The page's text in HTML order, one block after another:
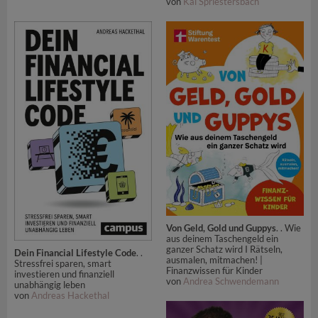
Dein Financial Lifestyle Code. .
Stressfrei sparen, smart
investieren und finanziell
unabhängig leben
von Andreas Hackethal
Von Geld, Gold und Guppys. . Wie
aus deinem Taschengeld ein
ganzer Schatz wird I Rätseln,
ausmalen, mitmachen! |
Finanzwissen für Kinder
vonAndrea Schwendemann